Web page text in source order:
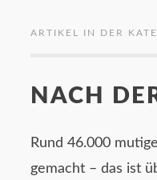
ARTIKEL IN DER
NACH
Rund 46.000
gemacht – das ist